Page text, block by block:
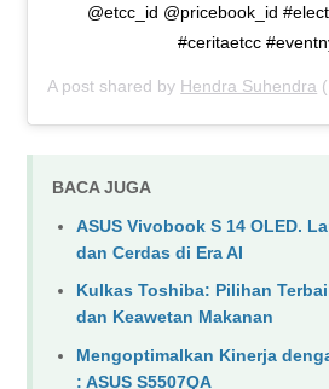
@etcc_id @pricebook_id
#ceritaetcc
A post shared by Hendra Suhendra
BACA JUGA
ASUS Vivobook S 14 OLED.
dan Cerdas di Era AI
Kulkas Toshiba: Pilihan
dan Keawetan Makanan
Mengoptimalkan Kinerja
: ASUS S5507QA